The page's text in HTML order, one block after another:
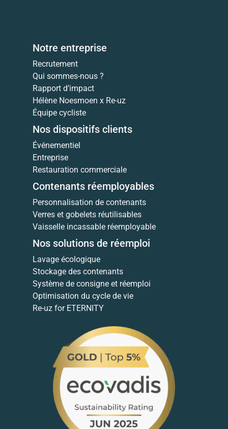
Notre entreprise
Recrutement
Qui sommes-nous ?
Rapport d’impact
Hélène Noesmoen x Re-uz
Équipe cycliste
Nos dispositifs clients
Événementiel
Entreprise
Restauration commerciale
Contenants réemployables
Personnalisation de contenants
Verres et gobelets réutilisables
Vaisselle incassable réemployable
Nos solutions de réemploi
Lavage écologique
Stockage des contenants
Système de consigne et réemploi
Optimisation du cycle de vie
Re-uz for ETERNITY